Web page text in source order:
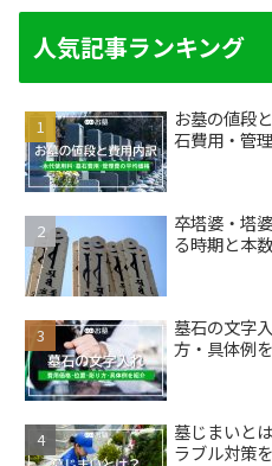
人気記事ランキング
お墓の値段
石費用・管
卒塔婆・塔
る時期と本
墓石の文字
方・具体例
墓じまいと
ラブル対策